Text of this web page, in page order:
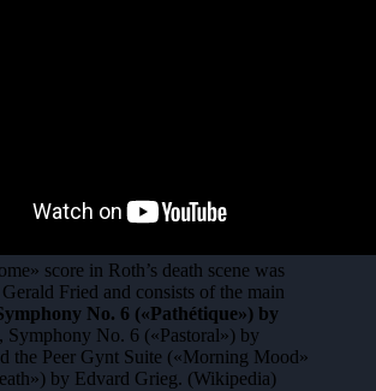
score in Roth’s death scene was
Fried and consists of the main
No. 6 («Pathétique») by
, Symphony No. 6 («Pastoral») by
the Peer Gynt Suite («Morning Mood»
by Edvard Grieg. (Wikipedia)